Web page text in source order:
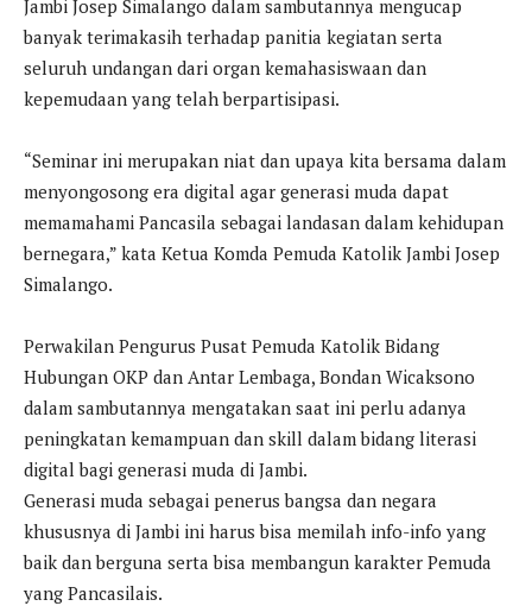
Jambi Josep Simalango dalam sambutannya mengucap
banyak terimakasih terhadap panitia kegiatan serta
seluruh undangan dari organ kemahasiswaan dan
kepemudaan yang telah berpartisipasi.
“Seminar ini merupakan niat dan upaya kita bersama dalam
menyongosong era digital agar generasi muda dapat
memamahami Pancasila sebagai landasan dalam kehidupan
bernegara,” kata Ketua Komda Pemuda Katolik Jambi Josep
Simalango.
Perwakilan Pengurus Pusat Pemuda Katolik Bidang
Hubungan OKP dan Antar Lembaga, Bondan Wicaksono
dalam sambutannya mengatakan saat ini perlu adanya
peningkatan kemampuan dan skill dalam bidang literasi
digital bagi generasi muda di Jambi.
Generasi muda sebagai penerus bangsa dan negara
khususnya di Jambi ini harus bisa memilah info-info yang
baik dan berguna serta bisa membangun karakter Pemuda
yang Pancasilais.